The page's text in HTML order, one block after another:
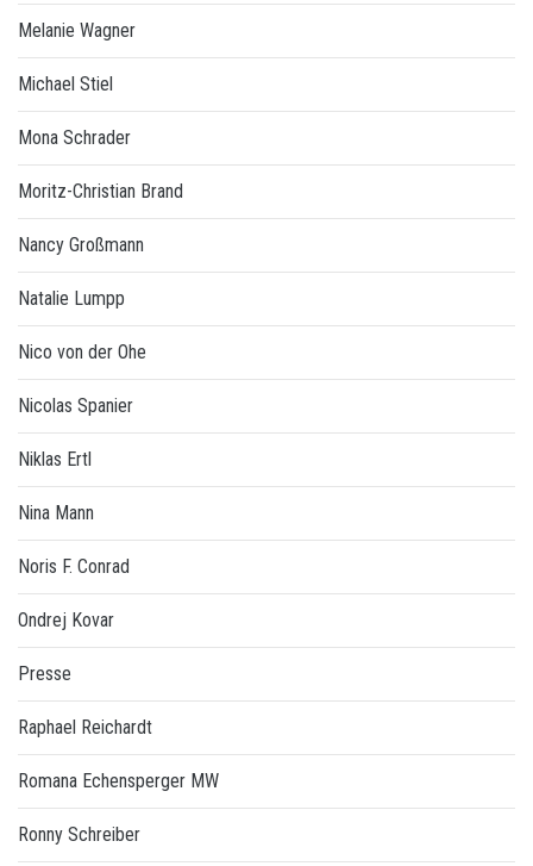
Melanie Wagner
Michael Stiel
Mona Schrader
Moritz-Christian Brand
Nancy Großmann
Natalie Lumpp
Nico von der Ohe
Nicolas Spanier
Niklas Ertl
Nina Mann
Noris F. Conrad
Ondrej Kovar
Presse
Raphael Reichardt
Romana Echensperger MW
Ronny Schreiber